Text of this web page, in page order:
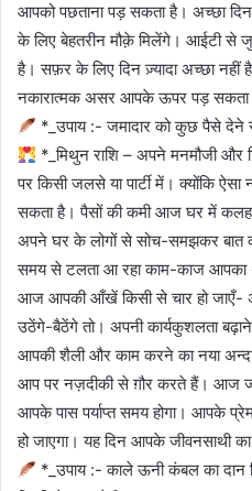
आपको पछताना पड़ सकता है। अच्छा
के लिए बेहतरीन मौक़े मिलेंगे। आईटी से
है। सफ़र के लिए दिन ज़्यादा अच्छा नहीं
नकारात्मक असर आपके ऊपर पड़ सकता
*_उपाय :- जमादार को कुछ पैसे देने
*_मिथुन राशि – अपने मनमौजी और
पर किसी जलसे या पार्टी में। क्योंकि
सकता है। पैसों की कमी आज घर में कलह
अपने घर के लोगों से सोच-समझकर
समय से टलता आ रहा काम-काज आपका
आज आपकी आँखें किसी से चार हो जाएँ-
उठेंगे-बैठेंगे तो। अपनी कार्यकुशलता
आपकी शैली और काम करने का नया
आप पर नज़दीकी से ग़ौर करते हैं। आज
आपके पास पर्याप्त समय होगा। आपके
हो जाएगा। यह दिन आपके जीवनसाथी
*_उपाय :- काले ऊनी कंबल का दान